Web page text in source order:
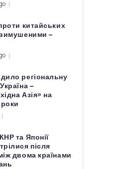
китайських
–
регіональну
–
Азія» на
та Японії
після
двома країнами